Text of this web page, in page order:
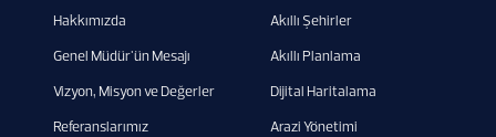
Hakkımızda
Genel Müdür'ün Mesajı
Vizyon, Misyon ve Değerler
Referanslarımız
Akıllı Şehirler
Akıllı Planlama
Dijital Haritalama
Arazi Yönetimi